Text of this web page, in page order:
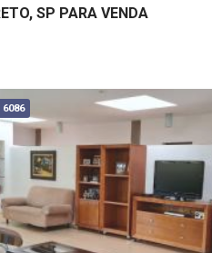
SP PARA VENDA
6086